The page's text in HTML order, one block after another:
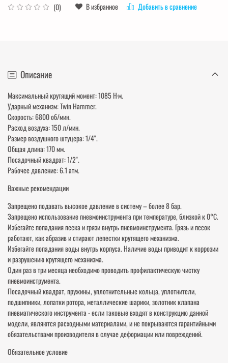
(0) В избранное Добавить в сравнение
Описание
Максимальный крутящий момент: 1085 Н·м.
Ударный механизм: Twin Hammer.
Скорость: 6800 об/мин.
Расход воздуха: 150 л/мин.
Размер воздушного штуцера: 1/4".
Общая длина: 170 мм.
Посадочный квадрат: 1/2".
Рабочее давление: 6.1 атм.
Важные рекомендации
Запрещено подавать высокое давление в систему – более 8 бар.
Запрещено использование пневмоинструмента при температуре, близкой к 0°C.
Избегайте попадания песка и грязи внутрь пневмоинструмента. Грязь и песок
работают, как абразив и стирают лепестки крутящего механизма.
Избегайте попадания воды внутрь корпуса. Наличие воды приводит к коррозии
и разрушению крутящего механизма.
Один раз в три месяца необходимо проводить профилактическую чистку
пневмоинструмента.
Посадочный квадрат, пружины, уплотнительные кольца, уплотнители,
подшипники, лопатки ротора, металлические шарики, золотник клапана
пневматического инструмента - если таковые входят в конструкцию данной
модели, являются расходными материалами, и не покрываются гарантийными
обязательствами производителя в случае деформации или повреждений.
Обязательное условие